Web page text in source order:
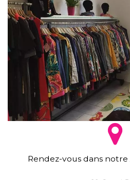
Rendez-vous dans